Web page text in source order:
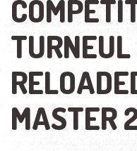
MASTER